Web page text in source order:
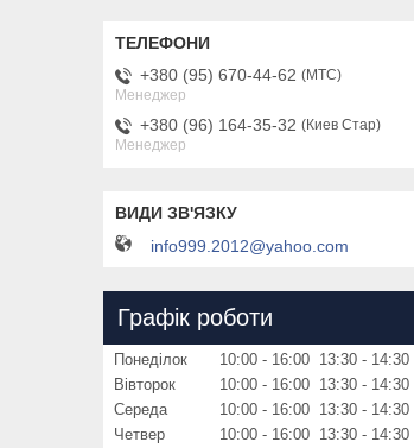
+380 (95) 670-44-62
МТС
Менеджер
+380 (96) 164-35-32
Киев Стар
Менеджер
info999.2012@yahoo.com
Графік роботи
Понеділок 10:00 16:00 13:30
14:30
Вівторок
10:00 16:00 13:30
14:30
Середа
10:00 16:00 13:30
14:30
Четвер
10:00 16:00 13:30
14:30